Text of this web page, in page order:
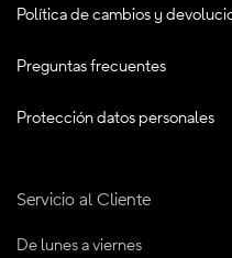
Política de cambios y
Preguntas frecuentes
Protección datos personales
Servicio al Cliente
De lunes a viernes